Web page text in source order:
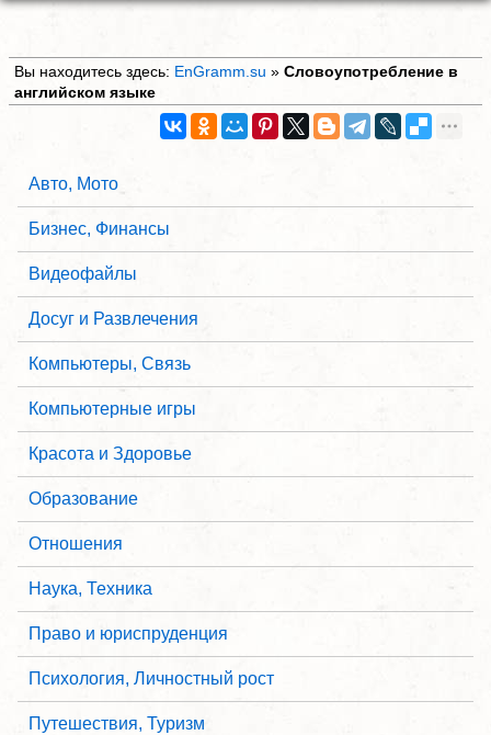
Вы находитесь здесь: EnGramm.su » Словоупотребление в
английском языке
Авто, Мото
Бизнес, Финансы
Видеофайлы
Досуг и Развлечения
Компьютеры, Связь
Компьютерные игры
Красота и Здоровье
Образование
Отношения
Наука, Техника
Право и юриспруденция
Психология, Личностный рост
Путешествия, Туризм